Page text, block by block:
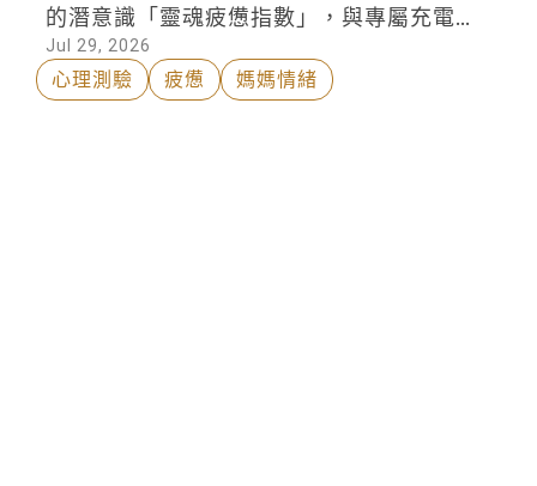
的潛意識「靈魂疲憊指數」，與專屬充電心
法
Jul 29, 2026
心理測驗 疲憊 媽媽情緒